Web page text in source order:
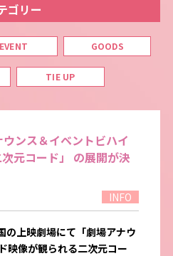
ゴリー
EVENT GOODS
TIE UP
ンス＆イベントビハイ
元コード」 の展開が決
INFO
の上映劇場にて「劇場アナウ
映像が観られる二次元コー